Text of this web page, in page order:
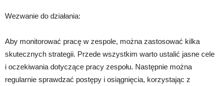
Wezwanie do działania:
Aby monitorować pracę w zespole, można zastosować kilka
skutecznych strategii. Przede wszystkim warto ustalić jasne cele
i oczekiwania dotyczące pracy zespołu. Następnie można
regularnie sprawdzać postępy i osiągnięcia, korzystając z